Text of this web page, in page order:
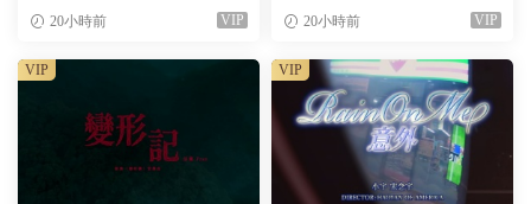
20小時前 VIP 20小時前 VIP
VIP VIP